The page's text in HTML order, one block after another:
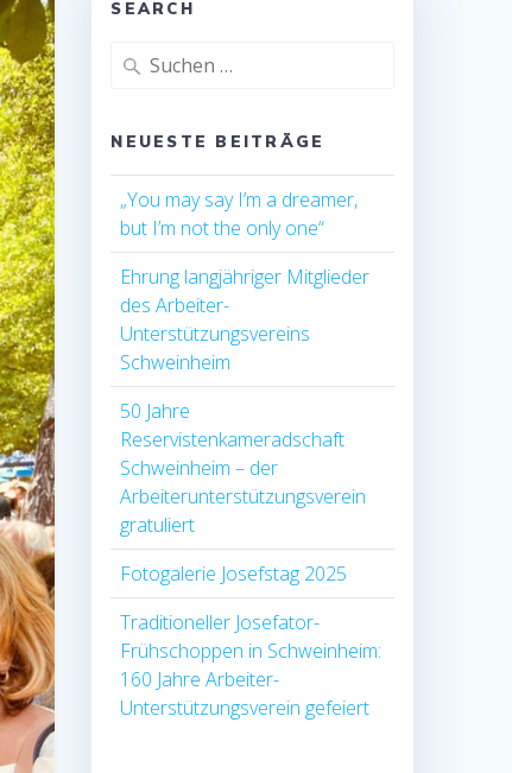
SEARCH
Suchen
NEUESTE BEITRÄGE
„You may say I’m a dreamer,
but I’m not the only one“
Ehrung langjähriger Mitglieder
des Arbeiter-
Unterstützungsvereins
Schweinheim
50 Jahre
Reservistenkameradschaft
Schweinheim – der
Arbeiterunterstützungsverein
gratuliert
Fotogalerie Josefstag 2025
Traditioneller Josefator-
Frühschoppen in Schweinheim:
160 Jahre Arbeiter-
Unterstützungsverein gefeiert